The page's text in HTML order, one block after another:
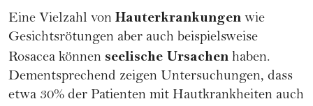
Eine Vielzahl von Hauterkrankungen wie
Gesichtsrötungen aber auch beispielsweise
Rosacea können seelische Ursachen haben.
Dementsprechend zeigen Untersuchungen, dass
etwa 30% der Patienten mit Hautkrankheiten auch